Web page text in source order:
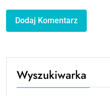
Wyszukiwarka